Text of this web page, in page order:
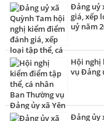
Đảng uỷ
giá, xếp
uỷ năm
Hội nghị
vụ Đảng
Đảng ủy